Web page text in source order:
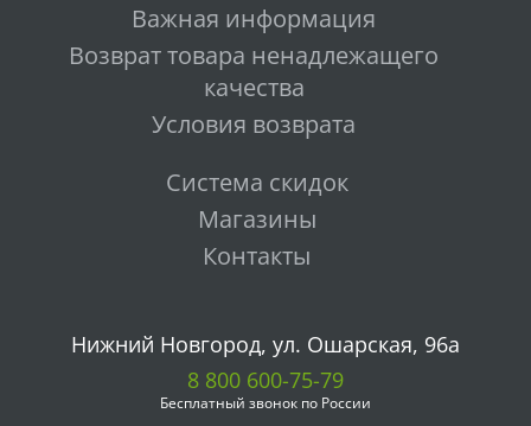
Важная информация
Возврат товара ненадлежащего
качества
Условия возврата
Система скидок
Магазины
Контакты
Нижний Новгород, ул. Ошарская, 96а
8 800 600-75-79
Бесплатный звонок по России